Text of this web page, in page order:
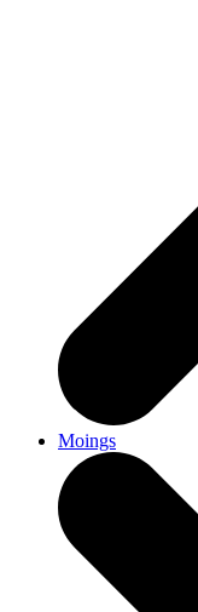
Moings